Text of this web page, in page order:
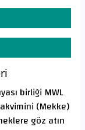
birliği MWL
(Mekke)
göz atın